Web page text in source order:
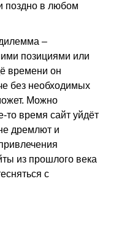
поздно в любом
дилемма –
позициями или
времени он
без необходимых
Можно
то время сайт уйдёт
дремлют и
из прошлого века
с